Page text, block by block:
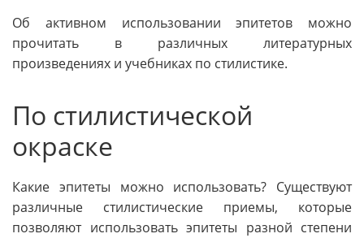
Об активном использовании эпитетов можно
прочитать в различных литературных
произведениях и учебниках по стилистике.
По стилистической
окраске
Какие эпитеты можно использовать? Существуют
различные стилистические приемы, которые
позволяют использовать эпитеты разной степени